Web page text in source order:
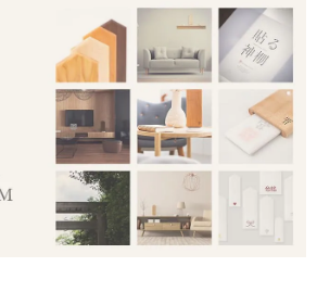
せん。 丁寧に梱包され、迅速な配達には好感が
のパワースポットセット 》幸運･厄除けの白
02/09
見守っていてくれそうな神様です。買ってよか